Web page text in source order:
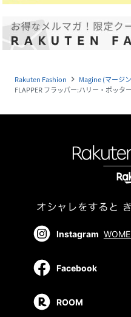
Rakuten Fashion navigate_next Magine (マージ
FLAPPER フラッパー:ハリー・ポッタ
Instagram
Facebook
ROOM